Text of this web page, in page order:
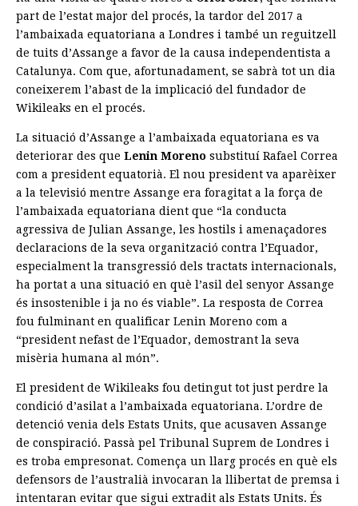
part de l’estat major del procés, la tardor del 2017 a
l’ambaixada equatoriana a Londres i també un reguitzell
de tuits d’Assange a favor de la causa independentista a
Catalunya. Com que, afortunadament, se sabrà tot un dia
coneixerem l’abast de la implicació del fundador de
Wikileaks en el procés.
La situació d’Assange a l’ambaixada equatoriana es va
deteriorar des que Lenin Moreno substituí Rafael Correa
com a president equatorià. El nou president va aparèixer
a la televisió mentre Assange era foragitat a la força de
l’ambaixada equatoriana dient que “la conducta
agressiva de Julian Assange, les hostils i amenaçadores
declaracions de la seva organització contra l’Equador,
especialment la transgressió dels tractats internacionals,
ha portat a una situació en què l’asil del senyor Assange
és insostenible i ja no és viable”. La resposta de Correa
fou fulminant en qualificar Lenin Moreno com a
“president nefast de l’Equador, demostrant la seva
misèria humana al món”.
El president de Wikileaks fou detingut tot just perdre la
condició d’asilat a l’ambaixada equatoriana. L’ordre de
detenció venia dels Estats Units, que acusaven Assange
de conspiració. Passà pel Tribunal Suprem de Londres i
es troba empresonat. Comença un llarg procés en què els
defensors de l’australià invocaran la llibertat de premsa i
intentaran evitar que sigui extradit als Estats Units. És